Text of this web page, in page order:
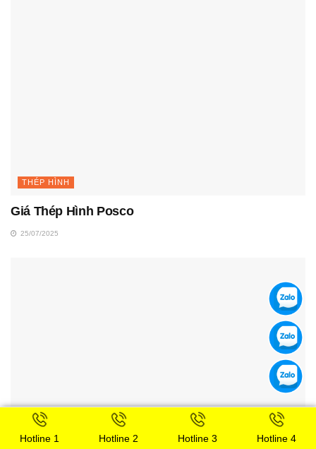
THÉP HÌNH
Giá Thép Hình Posco
25/07/2025
Hotline 1 Hotline 2 Hotline 3 Hotline 4